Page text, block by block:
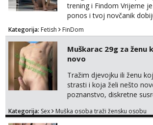
potpunim psiholo...
trening i Findom Vrijeme
ponos i tvoj novčanik
Inteligentna, hladna i
Domina preuzima
tvojim umom i
isključivo ozbiljni, solventni
koji žude za strogim
transformacijom (rublje,
potpunim psihološkim
Kategorija: Fetish FinDom
Muškarac 29g za ženu
novo
Tražim djevojku ili ženu
strasti i koja želi nešto
poznanstvo, diskretne
uredan. Slobodna ili
Kategorija: Sex Muška osoba traži žensku osobu